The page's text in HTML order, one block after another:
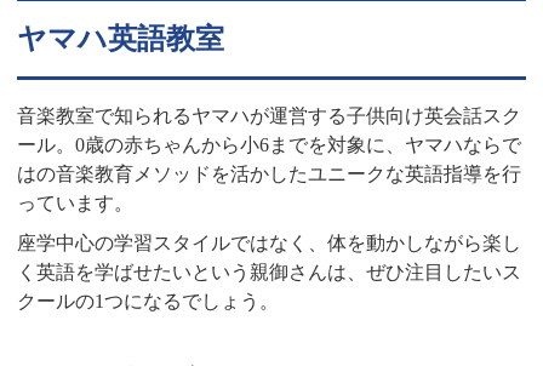
ヤマハ英語教室
音楽教室で知られるヤマハが運営する子供向け英会話スク
ール。0歳の赤ちゃんから小6までを対象に、ヤマハならで
はの音楽教育メソッドを活かしたユニークな英語指導を行
っています。
座学中心の学習スタイルではなく、体を動かしながら楽し
く英語を学ばせたいという親御さんは、ぜひ注目したいス
クールの1つになるでしょう。